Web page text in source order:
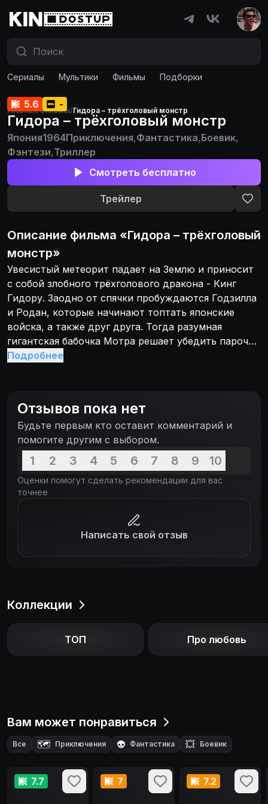
Сериалы Мультики Фильмы Подборки
Главная/Фильмы/Гидора – трёхголовый монстр
5.6 -
Гидора – трёхголовый монстр
Япония1964Приключения,Фантастика,Боевик,
Фэнтези,Триллер
Смотреть бесплатно
Трейлер
Описание фильма «Гидора – трёхголовый
монстр»
Увесистый метеорит падает на Землю и приносит
с собой злобного трёхголового дракона - Кинг
Гидору. Заодно от спячки пробуждаются Годзилла
и Родан, которые начинают топтать японские
войска, а также друг друга. Тогда разумная
гигантская бабочка Мотра решает убедить парочку
не драться между собой, а объединиться против
Подробнее
Отзывов пока нет
Будьте первым кто оставит комментарий и
помогите другим с выбором.
1 2 3 4 5 6 7 8 9 10
Оценки помогут сделать рекомендации для вас
точнее
Написать свой отзыв
Коллекции
ТОП Про любовь
Вам может понравиться
Все 🗺️ Приключения 👽 Фантастика 💥 Боевик
7.7 7 7.2